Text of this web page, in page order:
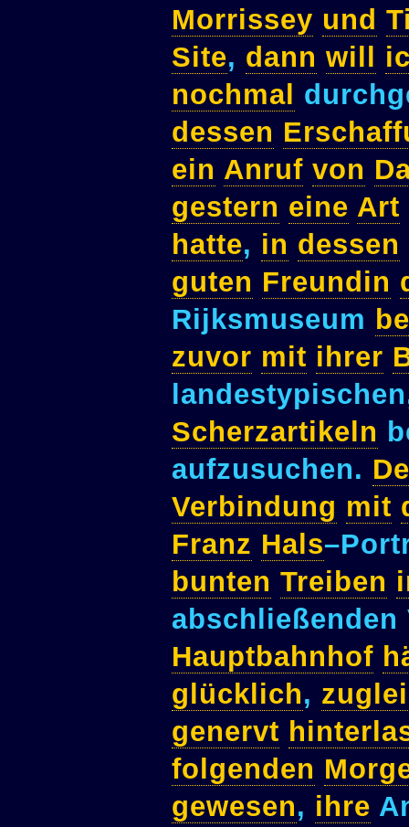
Morrissey und
Site, dann will
nochmal
dessen
ein Anruf von
gestern eine Art
hatte, in dessen
guten Freundin
Rijksmuseum
zuvor mit ihrer
Scherzartikeln
aufzusuchen.
Verbindung mit
Franz Hals
bunten Treiben
Hauptbahnhof
glücklich,
genervt
folgenden
gewesen, ihre